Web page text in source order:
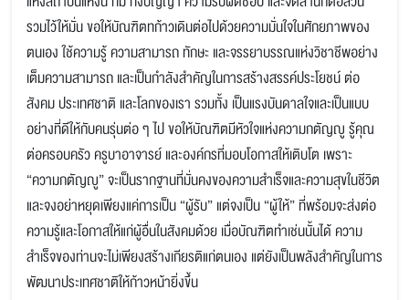
แห่งสถาบันแห่งนี้ ที่มี ทั้งปัญญา ความรับผิดชอบ และจิตสำนึกต่อส่วน
รวมไว้ให้มั่น ขอให้บัณฑิตทก้าวเดินต่อไปด้วยความมั่นใจในศักยภาพของ
ตนเอง ใช้ความรู้ ความสามารถ ทักษะ และจรรยาบรรณแห่งวิชาชีพอย่าง
เต็มความสามารถ และเป็นกำลังสำคัญในการสร้างสรรค์ประโยชน์ ต่อ
สังคม ประเทศชาติ และโลกของเรา รวมทั้ง เป็นแรงบันดาลใจและเป็นแบบ
อย่างที่ดีให้กับคนรุ่นต่อ ๆ ไป ขอให้บัณฑิตมีหัวใจแห่งความกตัญญู รู้คุณ
ต่อครอบครัว ครูบาอาจารย์ และองค์กรที่มอบโอกาสให้เติบโต เพราะ
“ความกตัญญู” จะเป็นรากฐานที่มั่นคงของความสำเร็จและความสุขในชีวิต
และจงอย่าหยุดเพียงแค่การเป็น “ผู้รับ” แต่จงเป็น “ผู้ให้” ที่พร้อมจะส่งต่อ
ความรู้และโอกาสให้แก่ผู้อื่นในสังคมด้วย เมื่อบัณฑิตทำเช่นนั้นได้ ความ
สำเร็จของท่านจะไม่เพียงสร้างเกียรติแก่ตนเอง แต่ยังเป็นพลังสำคัญในการ
พัฒนาประเทศชาติให้ก้าวหน้ายิ่งขึ้น